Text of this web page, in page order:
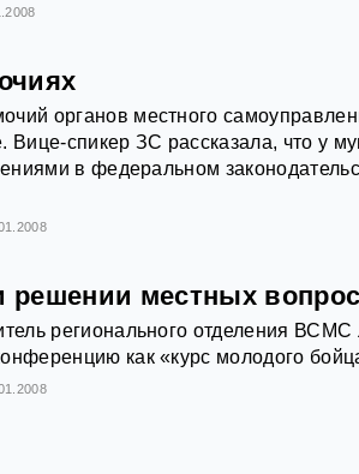
органов местного
Вице-спикер ЗС рассказала, что у
в федеральном
местных
регионального отделения
как «курс молодого